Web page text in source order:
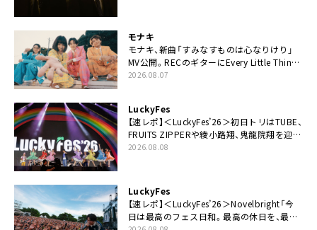
モナキ
モナキ、新曲「すみなすものは心なりけり」
MV公開。RECのギターにEvery Little Thing・
伊藤一朗参加も
2026.08.07
LuckyFes
【速レポ】＜LuckyFes’26＞初日トリはTUBE、
FRUITS ZIPPERや綾小路翔、鬼龍院翔を迎え
た豪華コラボも「知ってたらぜひ一緒に歌っ
2026.08.08
LuckyFes
【速レポ】＜LuckyFes’26＞Novelbright「今
日は最高のフェス日和。最高の休日を、最高